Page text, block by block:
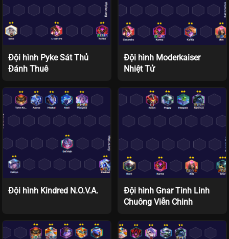
Đội hình Pyke Sát Thủ
Đánh Thuê
Đội hình Moderkaiser
Nhiệt Tử
Đội hình Kindred N.O.V.A.
Đội hình Gnar Tinh Linh
Chuông Viễn Chinh